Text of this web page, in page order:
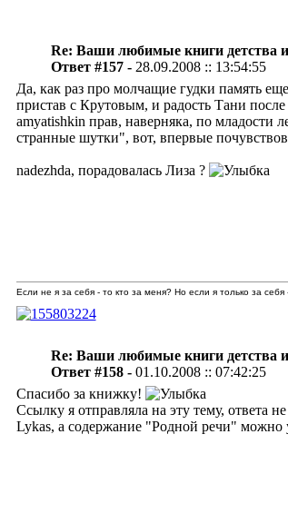
Re: Ваши любимые книги детства
Ответ #157 - 28.09.2008 :: 13:54:55
Да, как раз про молчащие гудки память
пристав с Крутовым, и радость Тани после
amyatishkin прав, наверняка, по младости
странные шутки", вот, впервые
nadezhda, порадовалась Лиза ?
Если не я за себя - то кто за меня? Но если я только за
Re: Ваши любимые книги детства
Ответ #158 - 01.10.2008 :: 07:42:25
Спасибо за книжку!
Ссылку я отправляла на эту тему, ответа
Lykas, а содержание "Родной речи" можно